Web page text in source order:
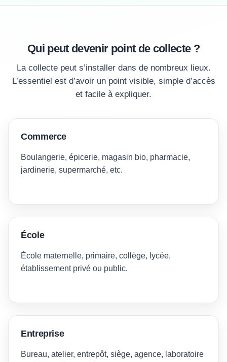
Qui peut devenir point de collecte ?
La collecte peut s’installer dans de nombreux lieux.
L’essentiel est d’avoir un point visible, simple d’accès
et facile à expliquer.
Commerce
Boulangerie, épicerie, magasin bio, pharmacie,
jardinerie, supermarché, etc.
École
École maternelle, primaire, collège, lycée,
établissement privé ou public.
Entreprise
Bureau, atelier, entrepôt, siège, agence, laboratoire